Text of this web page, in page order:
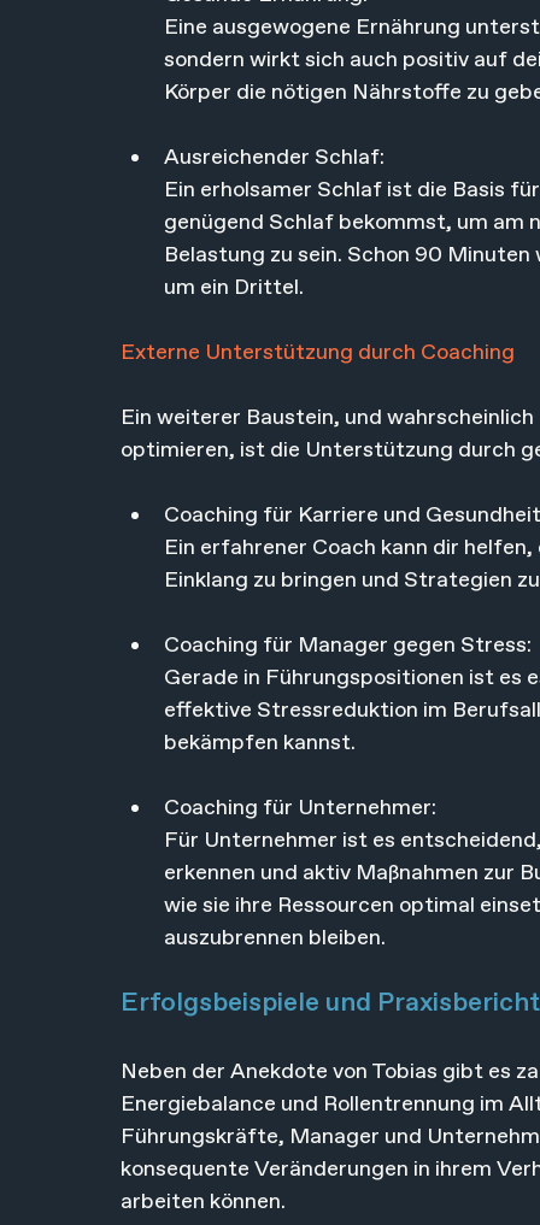
Eine ausgewogene Ernährung
sondern wirkt sich auch positiv auf
Körper die nötigen Nährstoffe zu
Ausreichender Schlaf:
Ein erholsamer Schlaf ist die Basis
genügend Schlaf bekommst, um
Belastung zu sein. Schon 90
um ein Drittel.
Externe Unterstützung durch Coaching
Ein weiterer Baustein, und
optimieren, ist die Unterstützung durch
Coaching für Karriere und
Ein erfahrener Coach kann dir
Einklang zu bringen und Strategien
Coaching für Manager gegen Stress:
Gerade in Führungspositionen ist es
effektive Stressreduktion im
bekämpfen kannst.
Coaching für Unternehmer:
Für Unternehmer ist es
erkennen und aktiv Maßnahmen zur
wie sie ihre Ressourcen optimal
auszubrennen bleiben.
Erfolgsbeispiele und
Neben der Anekdote von Tobias gibt es
Energiebalance und Rollentrennung im
Führungskräfte, Manager und
konsequente Veränderungen in ihrem
arbeiten können.